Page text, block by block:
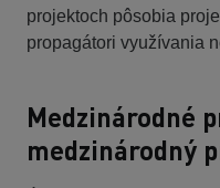
projektoch pôsobia
propagátori využívania
Medzinárodné
medzinárodný